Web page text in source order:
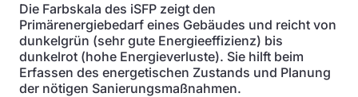
Die Farbskala des iSFP zeigt den
Primärenergiebedarf eines Gebäudes und reicht von
dunkelgrün (sehr gute Energieeffizienz) bis
dunkelrot (hohe Energieverluste). Sie hilft beim
Erfassen des energetischen Zustands und Planung
der nötigen Sanierungsmaßnahmen.